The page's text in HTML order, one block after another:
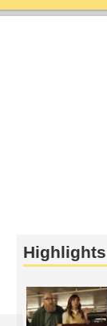
Highlights